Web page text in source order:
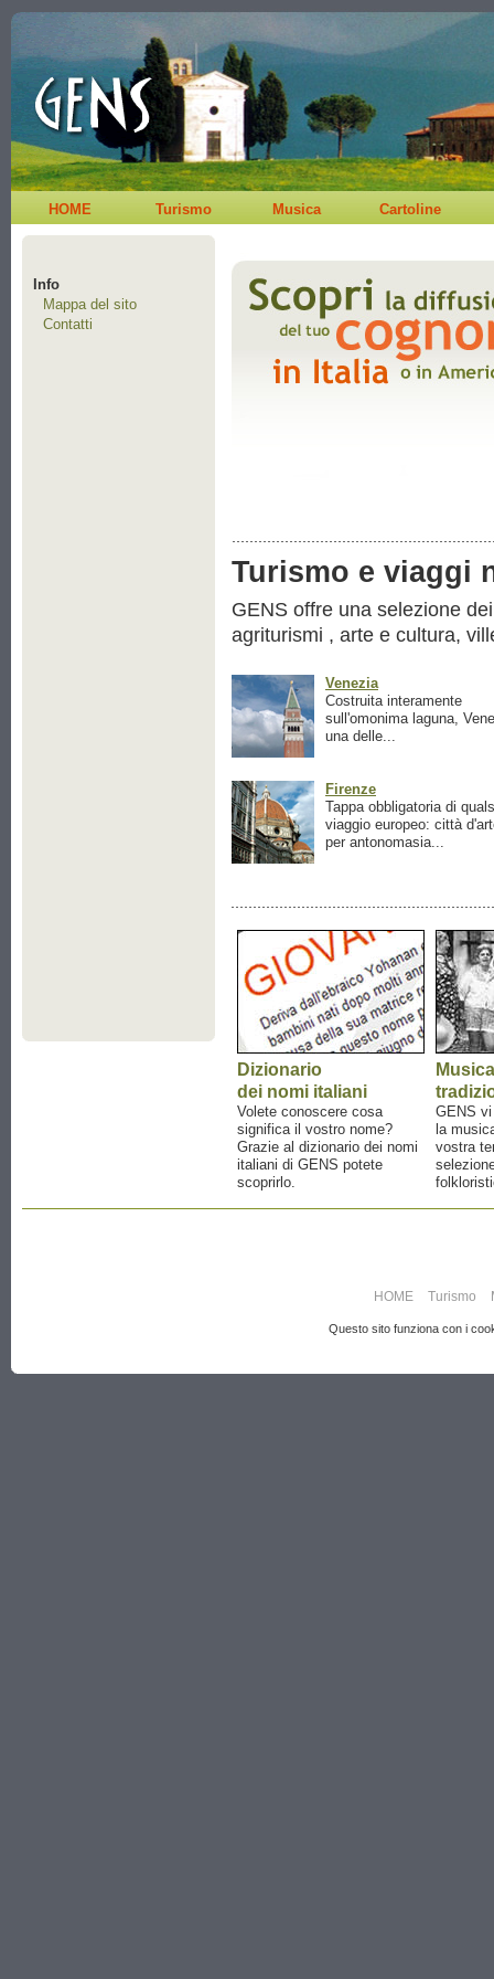
HOME Turismo Musica Cartoline
Info
Mappa del sito
Contatti
Turismo e viaggi
GENS offre una selezione
agriturismi , arte e cultura,
Venezia
Costruita interamente
sull'omonima laguna,
una delle...
Firenze
Tappa obbligatoria di
viaggio europeo: città
per antonomasia...
Dizionario
dei nomi italiani
Volete conoscere cosa
significa il vostro nome?
Grazie al dizionario dei nomi
italiani di GENS potete
scoprirlo.
Musica
GENS
la
vostra
HOME Turismo
Questo sito funziona con i